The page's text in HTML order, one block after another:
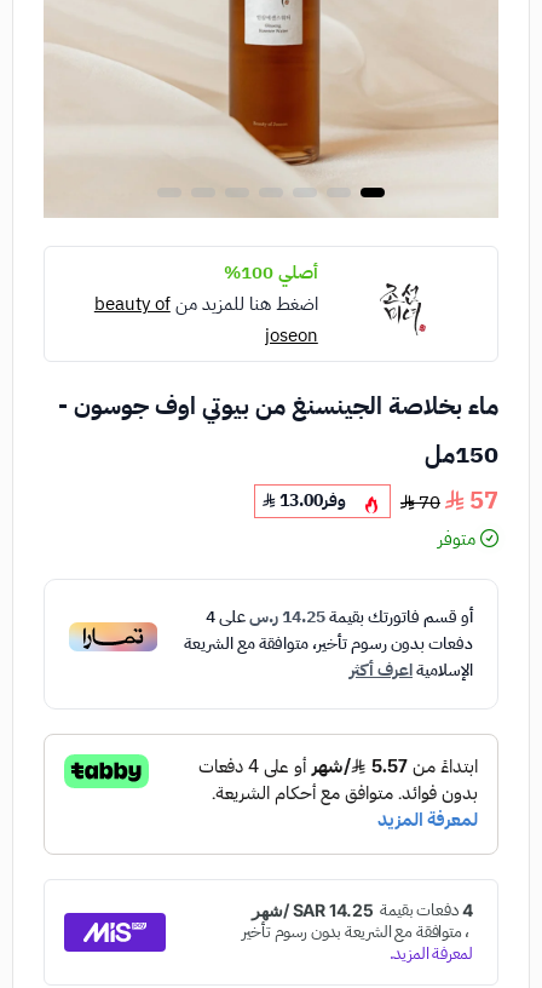
أصلي 100%
اضغط هنا للمزيد منbeauty of
joseon
ماء بخلاصة الجينسنغ من بيوتي اوف جوسون -
150مل
57
70 وفر13.00
متوفر
أو قسم فاتورتك بقيمة14.25 ر.س على4
دفعات بدون رسوم تأخير، متوافقة مع الشريعة
الإسلاميةاعرف أكثر